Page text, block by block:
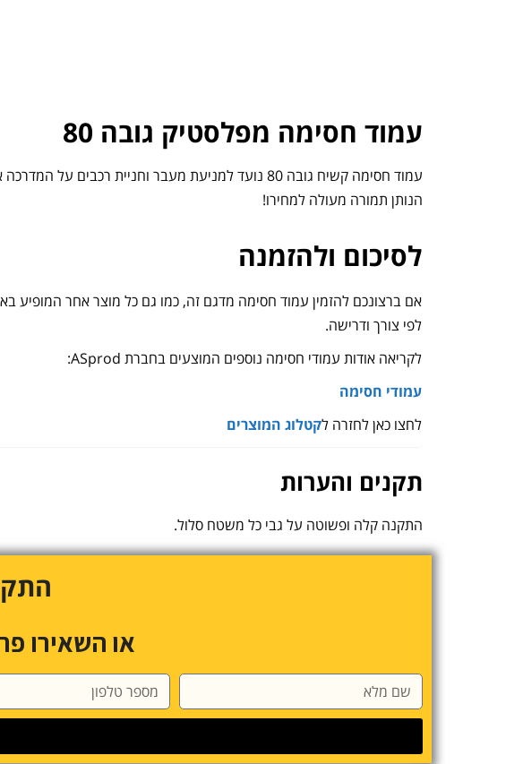
עמוד חסימה מפלסטיק גובה 80
עמוד חסימה קשיח גובה 80 נועד למניעת מעבר
הנותן תמורה מעולה למחירו!
לסיכום ולהזמנה
לפי צורך ודרישה.
לקריאה אודות עמודי חסימה נוספים המוצעים בחברת ASprod:
עמודי חסימה
לחצו כאן לחזרה לקטלוג המוצרים
תקנים והערות
התקנה קלה ופשוטה על גבי כל משטח סלול.
התקשרו
או השאירו